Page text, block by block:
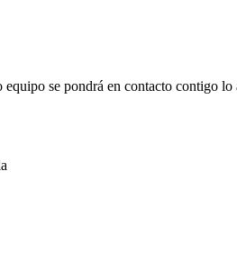
se pondrá en contacto contigo lo